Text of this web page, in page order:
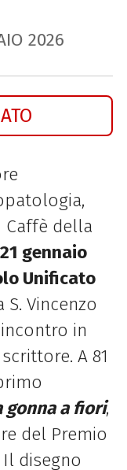
2026
della
gennaio
Unificato
Vincenzo
in
A 81
gonna a fiori,
del Premio
Il disegno